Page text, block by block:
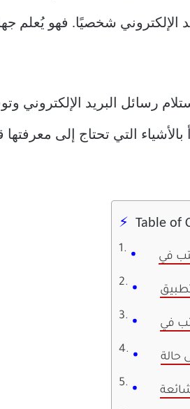
الإلكتروني شخصيًا. فهو يُعلم
رسائل البريد الإلكتروني
التي تحتاج إلى
Table of